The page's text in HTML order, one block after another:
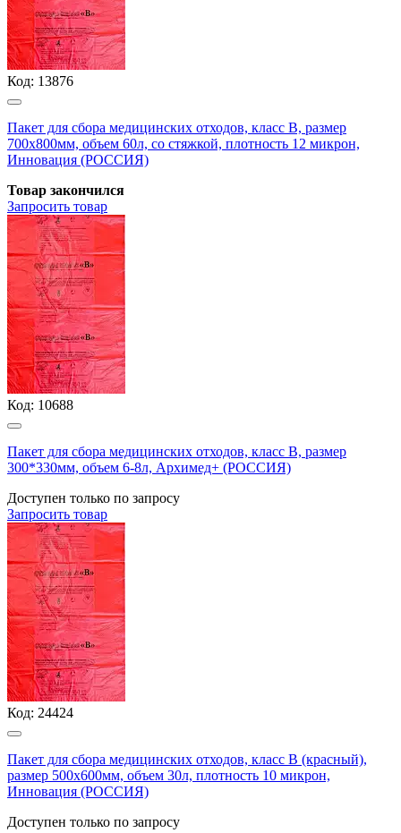
Код: 13876
Пакет для сбора медицинских отходов, класс В, размер
700х800мм, объем 60л, со стяжкой, плотность 12 микрон,
Инновация (РОССИЯ)
Товар закончился
Запросить товар
Код: 10688
Пакет для сбора медицинских отходов, класс В, размер
300*330мм, объем 6-8л, Архимед+ (РОССИЯ)
Доступен только по запросу
Запросить товар
Код: 24424
Пакет для сбора медицинских отходов, класс В (красный),
размер 500х600мм, объем 30л, плотность 10 микрон,
Инновация (РОССИЯ)
Доступен только по запросу